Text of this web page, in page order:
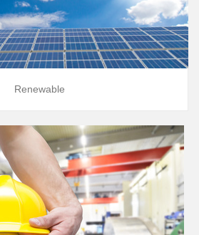
Renewable